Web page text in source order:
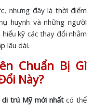
nhưng đây là thời điểm
huynh và những người
hiểu kỹ các thay đổi nhằm
lâu dài.
Chuẩn Bị Gì
Này?
di trú Mỹ mới nhấtcó thể